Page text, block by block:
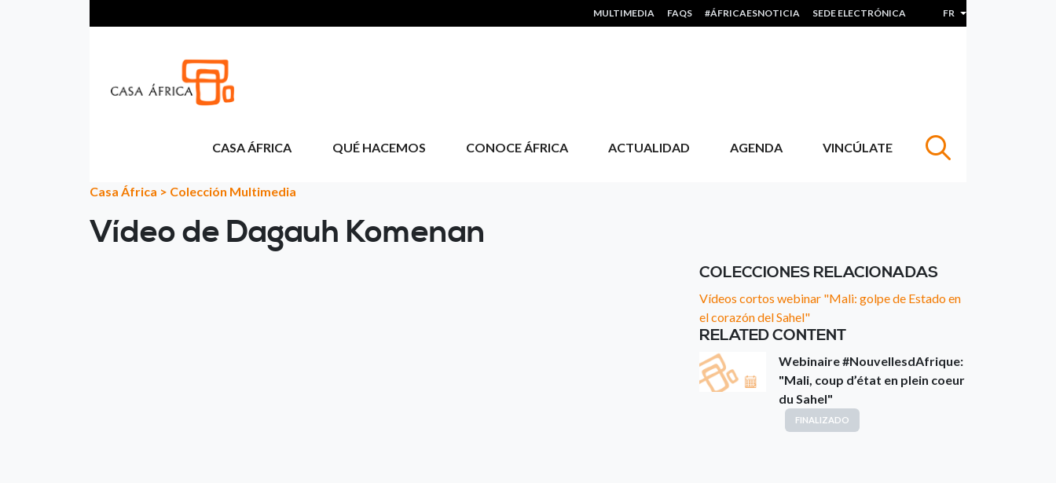
HEADER MENU
MULTIMEDIA FAQS #ÁFRICAESNOTICIA SEDE ELECTRÓNICA FR Lister les actions
CASA ÁFRICA QUÉ HACEMOS CONOCE ÁFRICA ACTUALIDAD AGENDA VINCÚLATE
Casa África > Colección Multimedia
Vídeo de Dagauh Komenan
COLECCIONES RELACIONADAS
Vídeos cortos webinar "Mali: golpe de Estado en
el corazón del Sahel"
RELATED CONTENT
Webinaire #NouvellesdAfrique:
"Mali, coup d’état en plein coeur
du Sahel"
FINALIZADO